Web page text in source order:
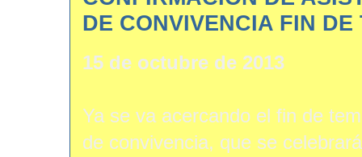
DE CONVIVENCIA FIN DE
15 de octubre de 2013
Ya se va acercando el fin de
de convivencia, que se